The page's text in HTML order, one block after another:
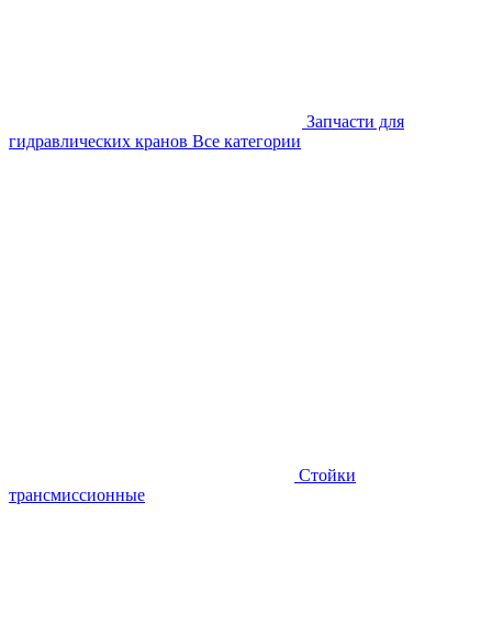
Запчасти для
гидравлических кранов Все категории
Стойки
трансмиссионные